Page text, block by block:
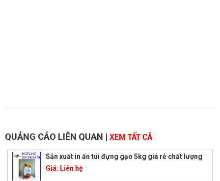
QUẢNG CÁO LIÊN QUAN | XEM TẤT CẢ
Sản xuất in ấn túi đựng gạo 5kg giá rẻ chất lượng
Giá: Liên hệ